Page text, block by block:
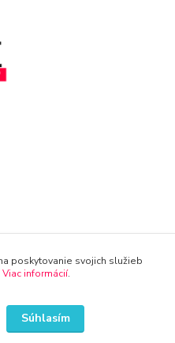
Eshop-rychlo.sk
poskytovanie svojich služieb
Viac informácií.
Súhlasím